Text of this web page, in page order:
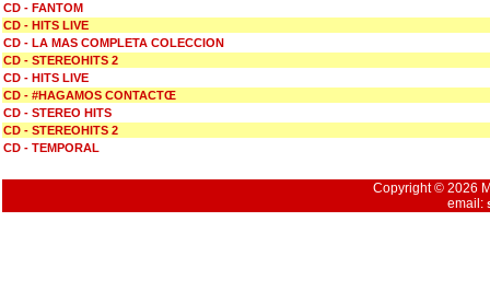
CD - FANTOM
CD - HITS LIVE
CD - LA MAS COMPLETA COLECCION
CD - STEREOHITS 2
CD - HITS LIVE
CD - #HAGAMOS CONTACTŒ
CD - STEREO HITS
CD - STEREOHITS 2
CD - TEMPORAL
Copyright © 2026
email: